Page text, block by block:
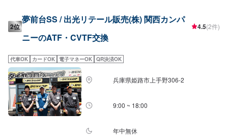
2位
夢前台SS / 出光リテール販売(株) 関西カンパ
ニーのATF・CVTF交換
4.5(2件)
代車OK カードOK 電子マネーOK QR決済OK
兵庫県姫路市上手野306-2
9:00 ~ 18:00
年中無休